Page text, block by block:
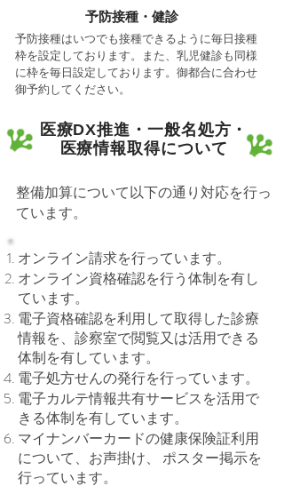
予防接種・健診
予防接種はいつでも接種できるように毎日接種
枠を設定しております。
また、乳児健診も同様
に枠を毎日設定しております。御都合に合わせ
御予約してください。
医療DX推進・一般名処方・
医療情報取得について
整備加算について以下の通り対応を行っ
ています。
オンライン請求を行っています。
オンライン資格確認を行う体制を有し
ています。
電子資格確認を利用して取得した診療
情報を、診察室で閲覧又は活用できる
体制を有しています。
電子処方せんの発行を行っています。
電子カルテ情報共有サービスを活用で
きる体制を有しています。
マイナンバーカードの健康保険証利用
について、お声掛け、 ポスター掲示を
行っています。